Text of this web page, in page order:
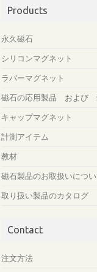
Products
永久磁石
シリコンマグネット
ラバーマグネット
磁石の応用製品 および
キャップマグネット
計測アイテム
教材
磁石製品のお取扱いにつ
取り扱い製品のカタログ
Contact
注文方法